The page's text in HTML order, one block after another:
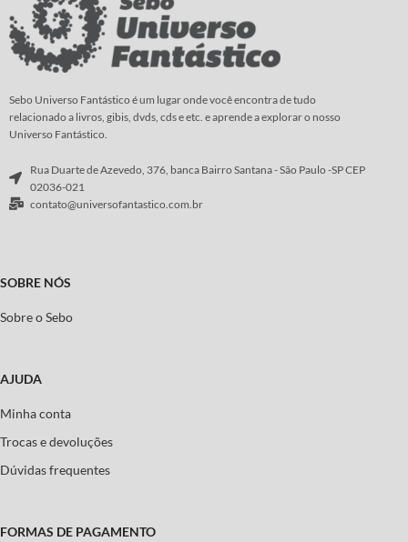
Sebo Universo Fantástico é um lugar onde você encontra de tudo
relacionado a livros, gibis, dvds, cds e etc. e aprende a explorar o nosso
Universo Fantástico.
Rua Duarte de Azevedo, 376, banca Bairro Santana - São Paulo -SP CEP
02036-021
contato@universofantastico.com.br
SOBRE NÓS
Sobre o Sebo
AJUDA
Minha conta
Trocas e devoluções
Dúvidas frequentes
FORMAS DE PAGAMENTO